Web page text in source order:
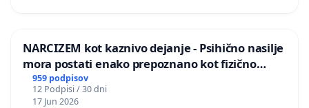
NARCIZEM kot kaznivo dejanje - Psihično nasilje
mora postati enako prepoznano kot fizično
nasilje
959 podpisov
12 Podpisi / 30 dni
17 Jun 2026